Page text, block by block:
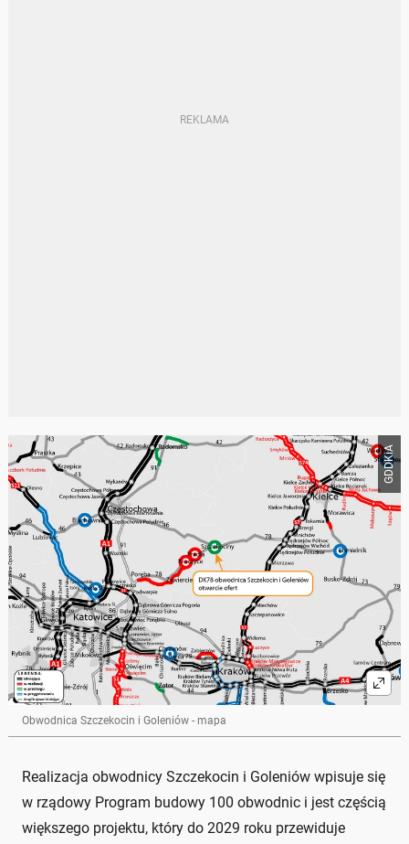
GDDKiA
Obwodnica Szczekocin i Goleniów - mapa
Realizacja obwodnicy Szczekocin i Goleniów wpisuje się
w rządowy Program budowy 100 obwodnic i jest częścią
większego projektu, który do 2029 roku przewiduje